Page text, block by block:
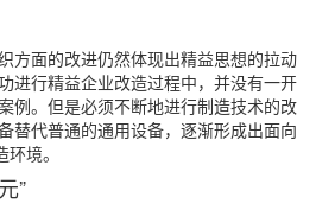
方面的改进仍然体现出精益思想的拉动
进行精益企业改造过程中，并没有一开
例。但是必须不断地进行制造技术的改
替代普通的通用设备，逐渐形成出面向
境。
”